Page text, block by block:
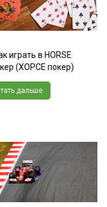
играть в HORSE
(ХОРСЕ покер)
дальше